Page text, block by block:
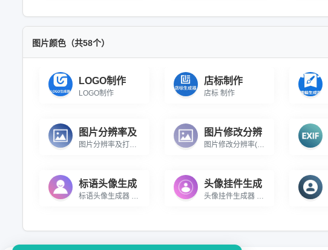
图片颜色（共58个）
LOGO制作
LOGO制作
店标制作
店标 制作
图片分辨率及
图片分辨率及打印尺寸获取 在线批量获取图片的分辨率及打印尺寸
图片修改分辨
图片修改分辨率(DPI) 在线批量修改图片的分辨率(DPI)
标语头像生成
标语头像生成器 在线生成带有标语的头像
头像挂件生成
头像挂件生成器 一款可以生成圣诞头像,节日头像,国旗头像的在线小工具